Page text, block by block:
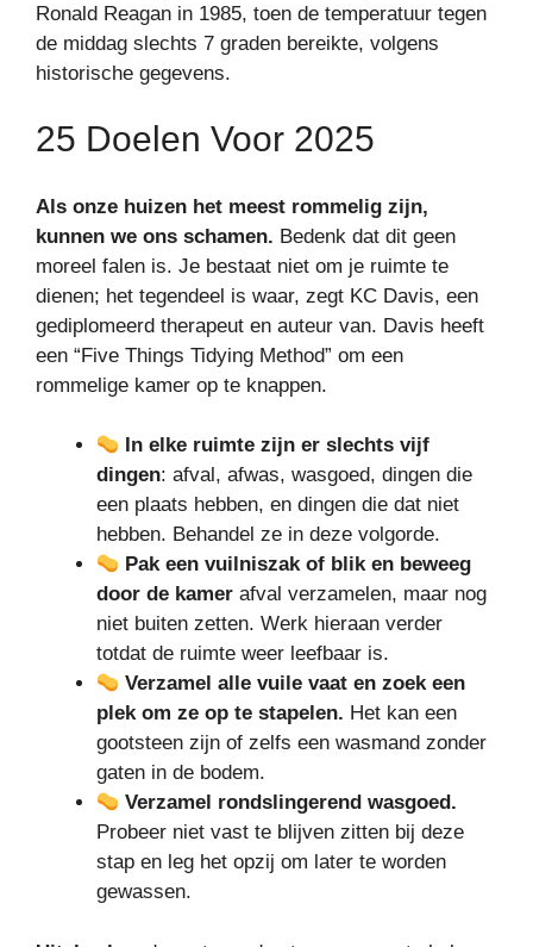
Ronald Reagan in 1985, toen de temperatuur tegen
de middag slechts 7 graden bereikte, volgens
historische gegevens.
25 Doelen Voor 2025
Als onze huizen het meest rommelig zijn,
kunnen we ons schamen. Bedenk dat dit geen
moreel falen is. Je bestaat niet om je ruimte te
dienen; het tegendeel is waar, zegt KC Davis, een
gediplomeerd therapeut en auteur van. Davis heeft
een “Five Things Tidying Method” om een ​​
rommelige kamer op te knappen.
In elke ruimte zijn er slechts vijf
dingen: afval, afwas, wasgoed, dingen die
een plaats hebben, en dingen die dat niet
hebben. Behandel ze in deze volgorde.
Pak een vuilniszak of blik en beweeg
door de kamer afval verzamelen, maar nog
niet buiten zetten. Werk hieraan verder
totdat de ruimte weer leefbaar is.
Verzamel alle vuile vaat en zoek een
plek om ze op te stapelen. Het kan een
gootsteen zijn of zelfs een wasmand zonder
gaten in de bodem.
Verzamel rondslingerend wasgoed.
Probeer niet vast te blijven zitten bij deze
stap en leg het opzij om later te worden
gewassen.